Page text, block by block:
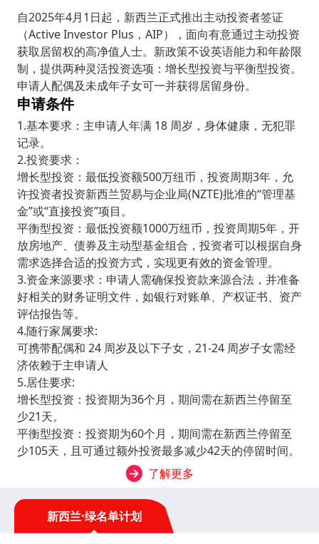
自2025年4月1日起，新西兰正式推出主动投资者签证
（Active Investor Plus，AIP），面向有意通过主动投资
获取居留权的高净值人士。新政策不设英语能力和年龄限
制，提供两种灵活投资选项：增长型投资与平衡型投资。
申请人配偶及未成年子女可一并获得居留身份。
申请条件
1.基本要求：主申请人年满 18 周岁，身体健康，无犯罪
记录。
2.投资要求：
增长型投资：最低投资额500万纽币，投资周期3年，允
许投资者投资新西兰贸易与企业局(NZTE)批准的“管理基
金”或“直接投资”项目。
平衡型投资：最低投资额1000万纽币，投资周期5年，开
放房地产、债券及主动型基金组合，投资者可以根据自身
需求选择合适的投资方式，实现更有效的资金管理。
3.资金来源要求：申请人需确保投资款来源合法，并准备
好相关的财务证明文件，如银行对账单、产权证书、资产
评估报告等。
4.随行家属要求:
可携带配偶和 24 周岁及以下子女，21-24 周岁子女需经
济依赖于主申请人
5.居住要求:
增长型投资：投资期为36个月，期间需在新西兰停留至
少21天。
平衡型投资：投资期为60个月，期间需在新西兰停留至
少105天，且可通过额外投资最多减少42天的停留时间。
了解更多
新西兰·绿名单计划